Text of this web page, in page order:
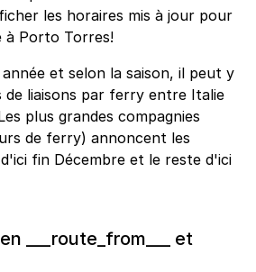
les horaires mis à jour pour
à Porto Torres!
année et selon la saison, il peut y
de liaisons par ferry entre Italie
plus grandes compagnies
de ferry) annoncent les
fin Décembre et le reste d'ici
___route_from___ et